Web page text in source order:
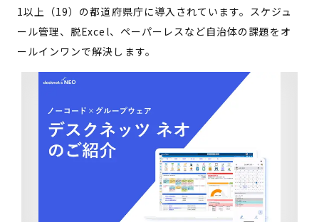
1以上（19）の都道府県庁に導入されています。スケジュ
ール管理、脱Excel、ペーパーレスなど自治体の課題をオ
ールインワンで解決します。